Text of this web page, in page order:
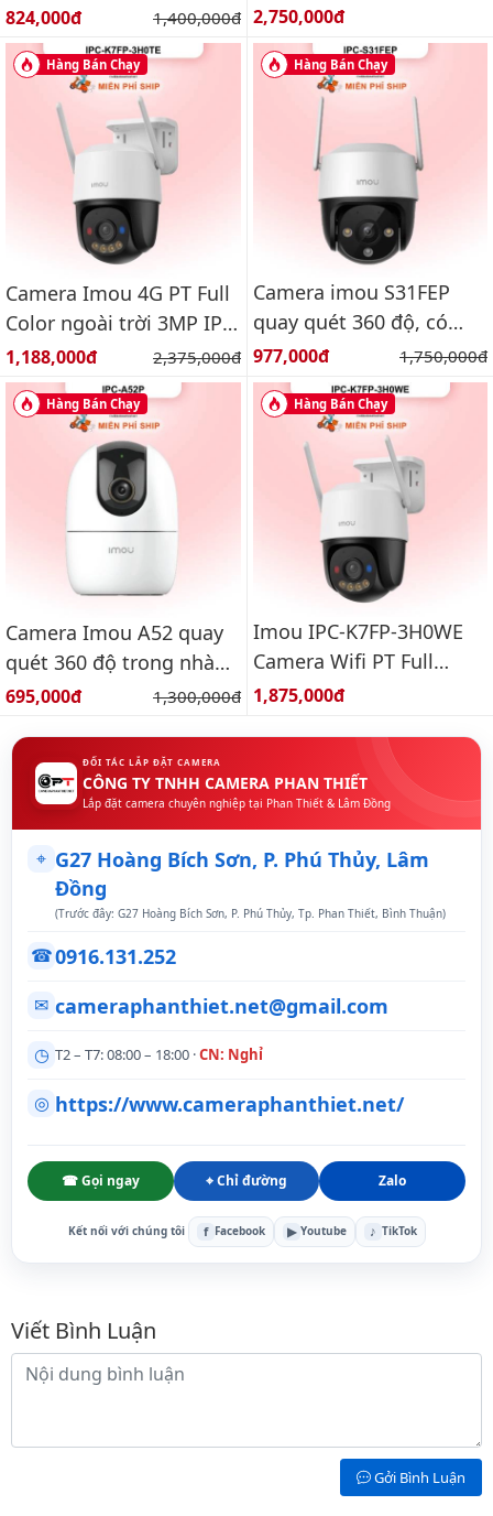
wifi ngoài trời
Giá bán:
824,000đ Giá gốc:
1,400,000đ quay quét ngoài trời
6MP
Giá bán:
2,750,000đ
Hàng Bán Chạy
Camera Imou 4G PT Full
Color ngoài trời 3MP IPC-
K7FP-3H0TE
Giá bán:
1,188,000đ Giá gốc:
2,375,000đ
Hàng Bán Chạy
Camera imou S31FEP
quay quét 360 độ, có
màu ban đêm, báo động
Giá bán:
977,000đ Giá gốc:
1,750,000đ
Hàng Bán Chạy
Camera Imou A52 quay
quét 360 độ trong nhà
3k
Giá bán:
695,000đ Giá gốc:
1,300,000đ
Hàng Bán Chạy
Imou IPC-K7FP-3H0WE
Camera Wifi PT Full
Color ngoài trời 3.0MP
Giá bán:
1,875,000đ
ĐỐI TÁC LẮP ĐẶT CAMERA
CÔNG TY TNHH CAMERA PHAN THIẾT
Lắp đặt camera chuyên nghiệp tại Phan Thiết & Lâm Đồng
⌖ G27 Hoàng Bích Sơn, P. Phú Thủy, Lâm
Đồng
(Trước đây: G27 Hoàng Bích Sơn, P. Phú Thủy, Tp. Phan Thiết, Bình Thuận)
☎0916.131.252
✉ cameraphanthiet.net@gmail.com
◷ T2 – T7: 08:00 – 18:00 ·CN: Nghỉ
◎ https://www.cameraphanthiet.net/
☎ Gọi ngay ⌖ Chỉ đường Zalo
Kết nối với chúng tôi f Facebook ▶ Youtube ♪ TikTok
Bình luận
Viết Bình Luận
Nội dung bình luận
Gởi Bình Luận